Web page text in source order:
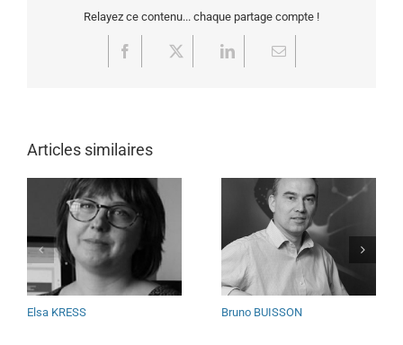
Relayez ce contenu... chaque partage compte !
Facebook LinkedInEmail
Articles similaires
Elsa KRESS Bruno BUISSON